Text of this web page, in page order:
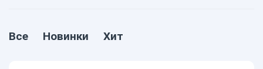
Все Новинки Хит